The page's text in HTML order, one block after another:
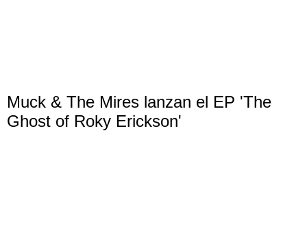
Muck & The Mires lanzan el EP 'The
Ghost of Roky Erickson'